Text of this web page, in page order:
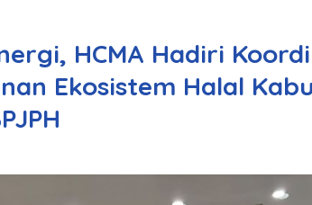
HCMA Hadiri
Ekosistem Halal